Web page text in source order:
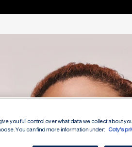
you full control over what data we collect about
You can find more information under:
Coty's